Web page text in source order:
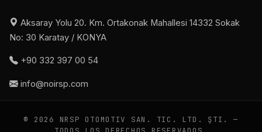
Aksaray Yolu 20. Km. Ortakonak Mahallesi 14332 Sokak
No: 30 Karatay / KONYA
+90 332 397 00 54
info@noirsp.com
© 2026 NRSP OTOMOTIV SAN. TIC. LTD. ŞTI. —